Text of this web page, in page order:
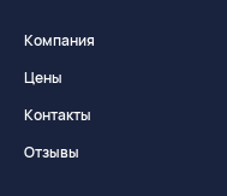
Компания
Цены
Контакты
Отзывы